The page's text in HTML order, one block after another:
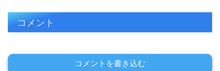
コメント
コメントを書き込む